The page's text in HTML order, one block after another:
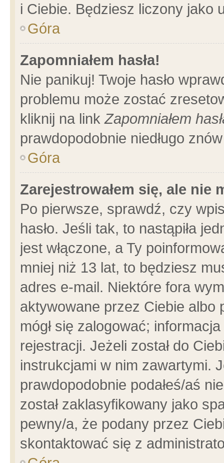
i Ciebie. Będziesz liczony jako
Góra
Zapomniałem hasła!
Nie panikuj! Twoje hasło
problemu może zostać
kliknij na linkZapomniałem
prawdopodobnie niedługo
Góra
Zarejestrowałem się, ale nie
Po pierwsze, sprawdź, czy
hasło. Jeśli tak, to nastąpiła
jest włączone, a Ty
mniej niż 13 lat, to będziesz
adres e-mail. Niektóre fora
aktywowane przez Ciebie albo
mógł się zalogować;
rejestracji. Jeżeli został do
instrukcjami w nim zawartymi.
prawdopodobnie podałeś/aś
został zaklasyfikowany jako
pewny/a, że podany przez
skontaktować się z